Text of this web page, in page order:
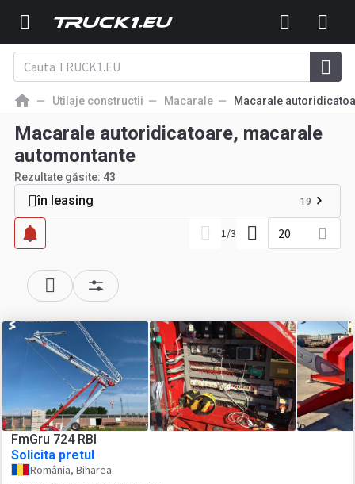
Utilaje constructii Macarale Macarale
Macarale autoridicatoare, macarale
automontante
Rezultate găsite: 43
în leasing 19
1/3 20
FmGru 724 RBI
Solicita pretul
România, Biharea